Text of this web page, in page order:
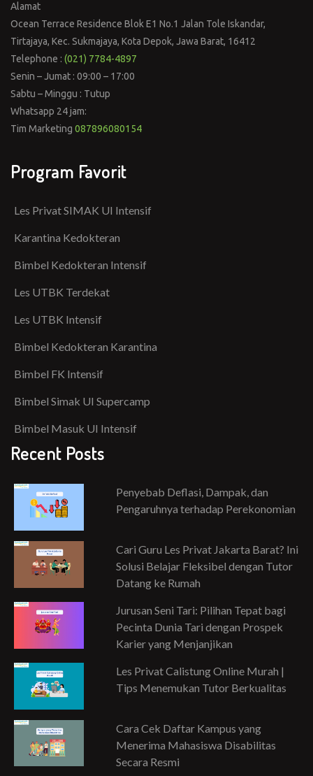
Alamat
Ocean Terrace Residence Blok E1 No.1 Jalan Tole Iskandar,
Tirtajaya, Kec. Sukmajaya, Kota Depok, Jawa Barat, 16412
Telephone : (021) 7784-4897
Senin – Jumat : 09:00 – 17:00
Sabtu – Minggu : Tutup
Whatsapp 24 jam:
Tim Marketing 087896080154
Program Favorit
Les Privat SIMAK UI Intensif
Karantina Kedokteran
Bimbel Kedokteran Intensif
Les UTBK Terdekat
Les UTBK Intensif
Bimbel Kedokteran Karantina
Bimbel FK Intensif
Bimbel Simak UI Supercamp
Bimbel Masuk UI Intensif
Recent Posts
Penyebab Deflasi, Dampak, dan
Pengaruhnya terhadap Perekonomian
Cari Guru Les Privat Jakarta Barat? Ini
Solusi Belajar Fleksibel dengan Tutor
Datang ke Rumah
Jurusan Seni Tari: Pilihan Tepat bagi
Pecinta Dunia Tari dengan Prospek
Karier yang Menjanjikan
Les Privat Calistung Online Murah |
Tips Menemukan Tutor Berkualitas
Cara Cek Daftar Kampus yang
Menerima Mahasiswa Disabilitas
Secara Resmi